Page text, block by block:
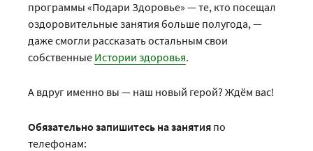
программы «Подари Здоровье» — те, кто посещал
оздоровительные занятия больше полугода, —
даже смогли рассказать остальным свои
собственные Истории здоровья.
А вдруг именно вы — наш новый герой? Ждём вас!
Обязательно запишитесь на занятия по
телефонам: